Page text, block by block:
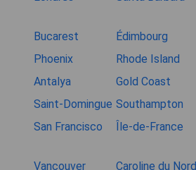
Bucarest
Édimbourg
Phoenix
Rhode Island
Antalya
Gold Coast
Saint-Domingue Southampton
San Francisco
Île-de-France
Vancouver
Caroline du Nord